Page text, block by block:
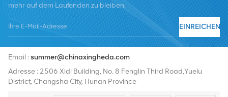
mehr auf dem Laufenden zu bleiben.
EINREICHEN
Email :summer@chinaxingheda.com
Adresse : 2506 Xidi Building, No. 8 Fenglin Third Road,Yuelu
District, Changsha City, Hunan Province